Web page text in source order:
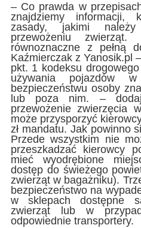
– Co prawda w
znajdziemy informacji,
zasady, jakimi
przewożeniu
równoznaczne z pełną
Kaźmierczak z Yanosik.pl
pkt. 1 kodeksu
używania pojazdów
bezpieczeństwu osoby
lub poza nim. –
przewożenie zwierzęcia
może przysporzyć
zł mandatu. Jak powinno
Przede wszystkim nie
przeszkadzać kierowcy
mieć wyodrębione
dostęp do świeżego
zwierząt w bagażniku).
bezpieczeństwo na
w sklepach dostępne
zwierząt lub w
odpowiednie transportery.